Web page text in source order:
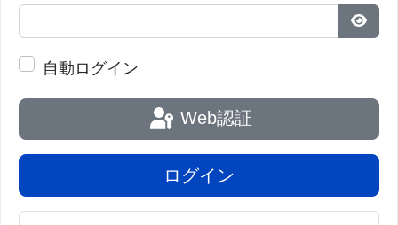
パス
自動ログイン
Web認証
ログイン